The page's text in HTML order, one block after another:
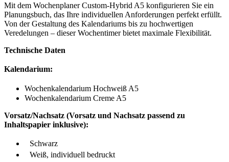
Mit dem Wochenplaner Custom-Hybrid A5 konfigurieren Sie ein
Planungsbuch, das Ihre individuellen Anforderungen perfekt erfüllt.
Von der Gestaltung des Kalendariums bis zu hochwertigen
Veredelungen – dieser Wochentimer bietet maximale Flexibilität.
Technische Daten
Kalendarium:
Wochenkalendarium Hochweiß A5
Wochenkalendarium Creme A5
Vorsatz/Nachsatz (Vorsatz und Nachsatz passend zu
Inhaltspapier inklusive):
Schwarz
Weiß, individuell bedruckt